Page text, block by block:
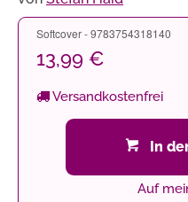
Softcover - 9783754318140
13,99 €
Versandkostenfrei
In
Auf